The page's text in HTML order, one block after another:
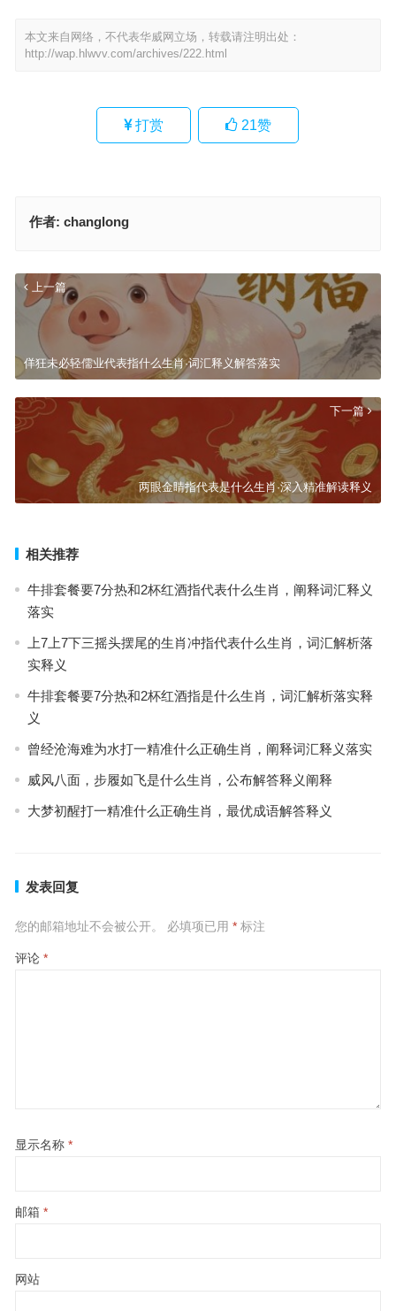
本文来自网络，不代表华威网立场，转载请注明出处：
http://wap.hlwvv.com/archives/222.html
打赏 21赞
作者: changlong
上一篇
佯狂未必轻儒业代表指什么生肖·词汇释义解答落实
下一篇
两眼金睛指代表是什么生肖·深入精准解读释义
相关推荐
牛排套餐要7分热和2杯红酒指代表什么生肖，阐释词汇释义
落实
上7上7下三摇头摆尾的生肖冲指代表什么生肖，词汇解析落
实释义
牛排套餐要7分热和2杯红酒指是什么生肖，词汇解析落实释
义
曾经沧海难为水打一精准什么正确生肖，阐释词汇释义落实
威风八面，步履如飞是什么生肖，公布解答释义阐释
大梦初醒打一精准什么正确生肖，最优成语解答释义
发表回复
您的邮箱地址不会被公开。 必填项已用 *标注
评论 *
显示名称 *
邮箱 *
网站